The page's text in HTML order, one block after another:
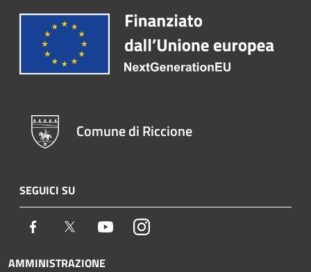
Comune di Riccione
SEGUICI SU
Facebook Twitter YoutubeInstagram
AMMINISTRAZIONE